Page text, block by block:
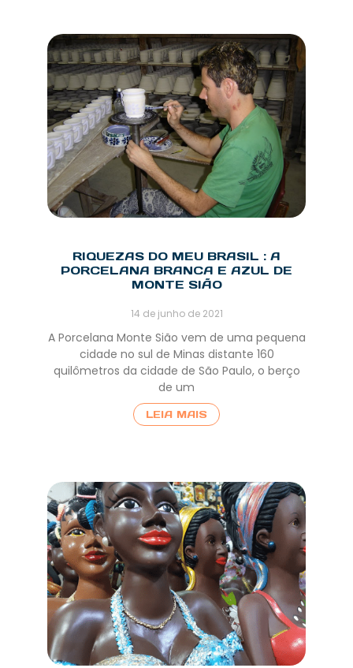
RIQUEZAS DO MEU BRASIL : A
PORCELANA BRANCA E AZUL DE
MONTE SIÃO
14 de junho de 2021
A Porcelana Monte Sião vem de uma pequena
cidade no sul de Minas distante 160
quilômetros da cidade de São Paulo, o berço
de um
LEIA MAIS